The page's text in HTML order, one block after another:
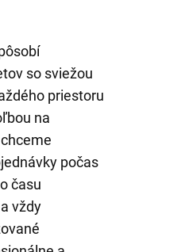
so sviežou
priestoru
na
počas
času
vždy